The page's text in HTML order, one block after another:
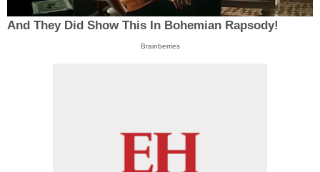
And They Did Show This In Bohemian Rapsody!
Brainberries